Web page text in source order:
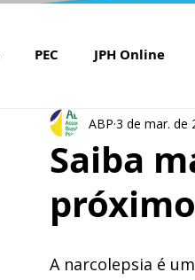
PEC JPH Online
Orgulho de ser Psiquiatra
Saiba
ABP 3 de mar. de
A narcolepsia é